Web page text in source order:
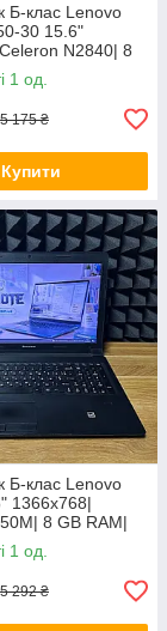
Б-клас Lenovo
30 15.6"
N2840| 8
GB SSD| HD
1 од.
5 175 ₴
Купити
Б-клас Lenovo
1366x768|
8 GB RAM|
HD
1 од.
5 292 ₴